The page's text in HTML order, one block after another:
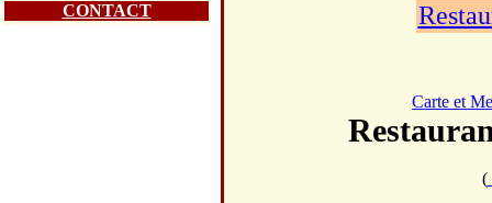
CONTACT
Carte et
(